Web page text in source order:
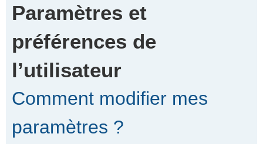
Paramètres et
préférences de
l’utilisateur
Comment modifier mes
paramètres ?